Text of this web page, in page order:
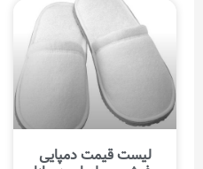
لیست قیمت دمپایی